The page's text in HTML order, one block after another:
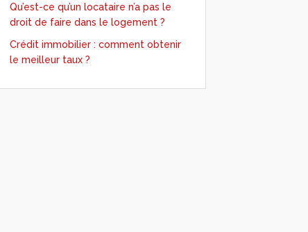
Qu’est-ce qu’un locataire n’a pas le
droit de faire dans le logement ?
Crédit immobilier : comment obtenir
le meilleur taux ?